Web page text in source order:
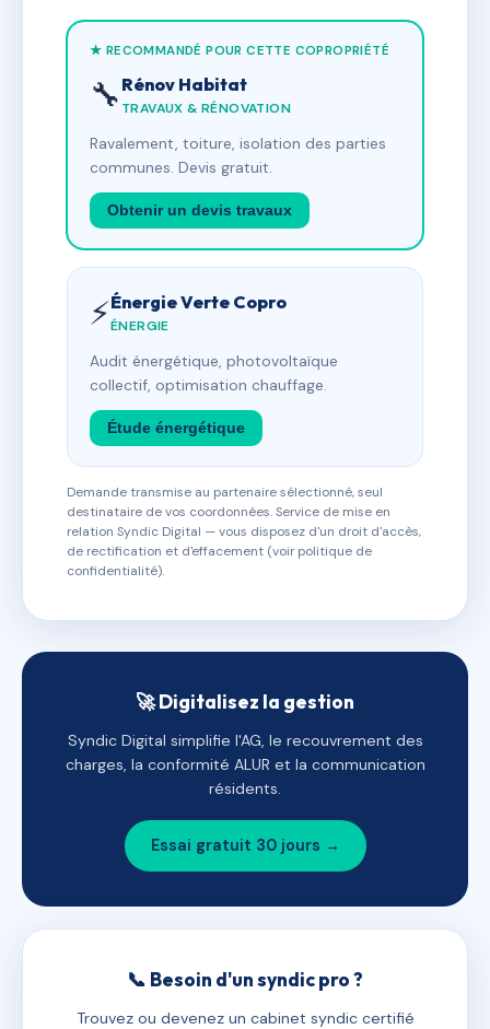
★ RECOMMANDÉ POUR CETTE COPROPRIÉTÉ
🔧 Rénov Habitat
TRAVAUX & RÉNOVATION
Ravalement, toiture, isolation des parties
communes. Devis gratuit.
Obtenir un devis travaux
⚡Énergie Verte Copro
ÉNERGIE
Audit énergétique, photovoltaïque
collectif, optimisation chauffage.
Étude énergétique
Demande transmise au partenaire sélectionné, seul
destinataire de vos coordonnées. Service de mise en
relation Syndic Digital — vous disposez d'un droit d'accès,
de rectification et d'effacement (voir politique de
confidentialité).
🚀 Digitalisez la gestion
Syndic Digital simplifie l'AG, le recouvrement des
charges, la conformité ALUR et la communication
résidents.
Essai gratuit 30 jours →
📞 Besoin d'un syndic pro ?
Trouvez ou devenez un cabinet syndic certifié